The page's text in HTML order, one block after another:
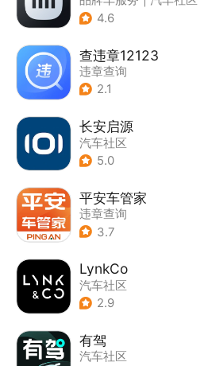
4.6
查违章12123
违章查询
2.1
长安启源
汽车社区
5.0
平安车管家
违章查询
3.7
LynkCo
汽车社区
2.9
有驾
汽车社区